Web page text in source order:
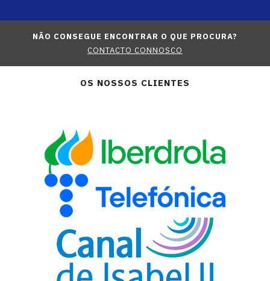
NÃO CONSEGUE ENCONTRAR O QUE PROCURA?
CONTACTO CONNOSCO
OS NOSSOS CLIENTES